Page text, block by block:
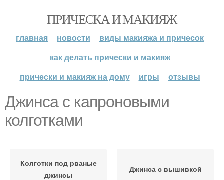
ПРИЧЕСКА И МАКИЯЖ
главная новости
виды макияжа и причесок
как делать прически и макияж
прически и макияж на дому
игры отзывы
Джинса с капроновыми
колготками
Колготки под рваные
джинсы
Джинса с вышивкой